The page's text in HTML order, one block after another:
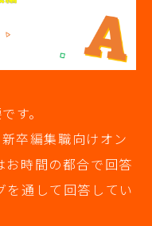
す。
卒編集職向けオン
お時間の都合で回答
を通して回答してい